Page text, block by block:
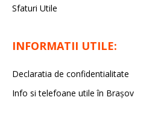
Sfaturi Utile
INFORMATII UTILE:
Declaratia de confidentialitate
Info si telefoane utile în Braşov